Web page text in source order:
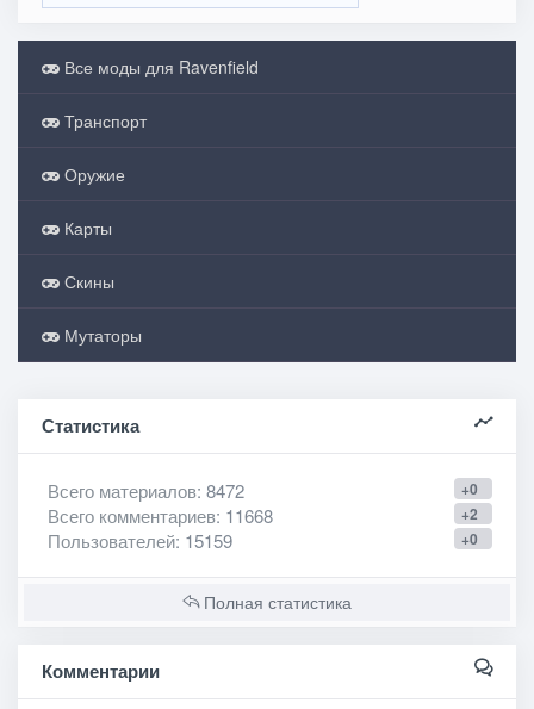
Все моды для Ravenfield
Транспорт
Оружие
Карты
Скины
Мутаторы
Статистика
+0
Всего материалов: 8472
+2
Всего комментариев: 11668
+0
Пользователей: 15159
Полная статистика
Комментарии